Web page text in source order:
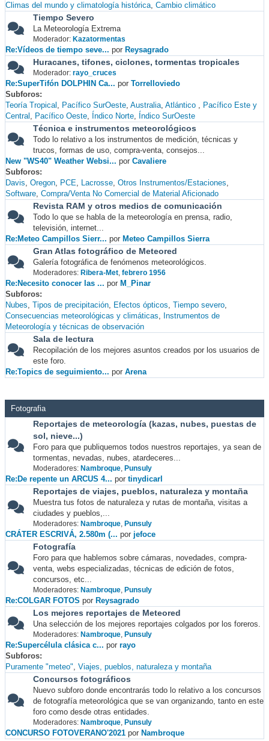
Climas del mundo y climatología histórica Cambio climático
Tiempo Severo
La Meteorología Extrema
Moderador: Kazatormentas
Re:Vídeos de tiempo seve... por Reysagrado
Huracanes, tifones, ciclones, tormentas tropicales
Moderador: rayo_cruces
Re:SuperTifón DOLPHIN Ca... por Torrelloviedo
Subforos
Teoría Tropical
Pacífico SurOeste Australia Atlántico
Pacífico Este y
Central
Pacífico Oeste Índico Norte Índico SurOeste
Técnica e instrumentos meteorológicos
Todo lo relativo a los instrumentos de medición, técnicas y
trucos, formas de uso, compra-venta, consejos...
New "WS40" Weather Websi... por Cavaliere
Subforos
Davis Oregon PCE Lacrosse Otros Instrumentos/Estaciones
Software Compra/Venta No Comercial de Material Aficionado
Revista RAM y otros medios de comunicación
Todo lo que se habla de la meteorología en prensa, radio,
televisión, internet...
Re:Meteo Campillos Sierr... por Meteo Campillos Sierra
Gran Atlas fotográfico de Meteored
Galería fotográfica de fenómenos meteorológicos.
Moderadores: Ribera-Met, febrero 1956
Re:Necesito conocer las ... por M_Pinar
Subforos
Nubes Tipos de precipitación Efectos ópticos Tiempo severo
Consecuencias meteorológicas y climáticas
Instrumentos de
Meteorología y técnicas de observación
Sala de lectura
Recopilación de los mejores asuntos creados por los usuarios de
este foro.
Re:Topics de seguimiento... por Arena
Fotografia
Reportajes de meteorología (kazas, nubes, puestas de
sol, nieve...)
Foro para que publiquemos todos nuestros reportajes, ya sean de
tormentas, nevadas, nubes, atardeceres...
Moderadores: Nambroque, Punsuly
Re:De repente un ARCUS 4... por tinydicarl
Reportajes de viajes, pueblos, naturaleza y montaña
Muestra tus fotos de naturaleza y rutas de montaña, visitas a
ciudades y pueblos,...
Moderadores: Nambroque, Punsuly
CRÁTER ESCRIVÁ, 2.580m (... por jefoce
Fotografía
Foro para que hablemos sobre cámaras, novedades, compra-
venta, webs especializadas, técnicas de edición de fotos,
concursos, etc...
Moderadores: Nambroque, Punsuly
Re:COLGAR FOTOS por Reysagrado
Los mejores reportajes de Meteored
Una selección de los mejores reportajes colgados por los foreros.
Moderadores: Nambroque, Punsuly
Re:Supercélula clásica c... por rayo
Subforos
Puramente "meteo" Viajes, pueblos, naturaleza y montaña
Concursos fotográficos
Nuevo subforo donde encontrarás todo lo relativo a los concursos
de fotografía meteorológica que se van organizando, tanto en este
foro como desde otras entidades.
Moderadores: Nambroque, Punsuly
CONCURSO FOTOVERANO'2021 por Nambroque